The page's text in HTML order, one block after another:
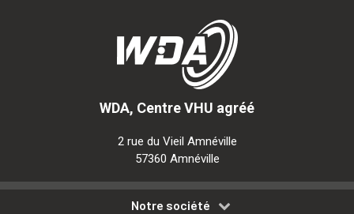
WDA, Centre VHU agréé
2 rue du Vieil Amnéville
57360 Amnéville
Notre société